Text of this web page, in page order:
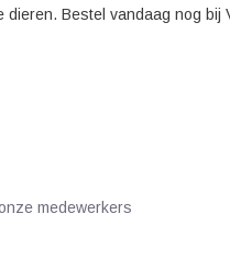
Bestel vandaag nog
medewerkers